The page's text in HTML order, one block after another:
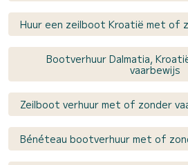
Huur een zeilboot Kroatië met of
Bootverhuur Dalmatia,
vaarbewijs
Zeilboot verhuur met of zonder
Bénéteau bootverhuur met of